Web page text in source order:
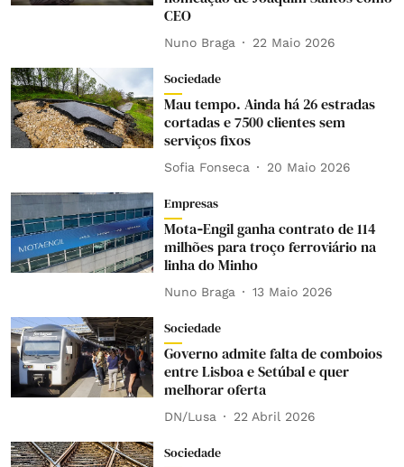
CEO
Nuno Braga 22 Maio 2026
Sociedade
Mau tempo. Ainda há 26 estradas
cortadas e 7500 clientes sem
serviços fixos
Sofia Fonseca 20 Maio 2026
Empresas
Mota‑Engil ganha contrato de 114
milhões para troço ferroviário na
linha do Minho
Nuno Braga 13 Maio 2026
Sociedade
Governo admite falta de comboios
entre Lisboa e Setúbal e quer
melhorar oferta
DN/Lusa 22 Abril 2026
Sociedade